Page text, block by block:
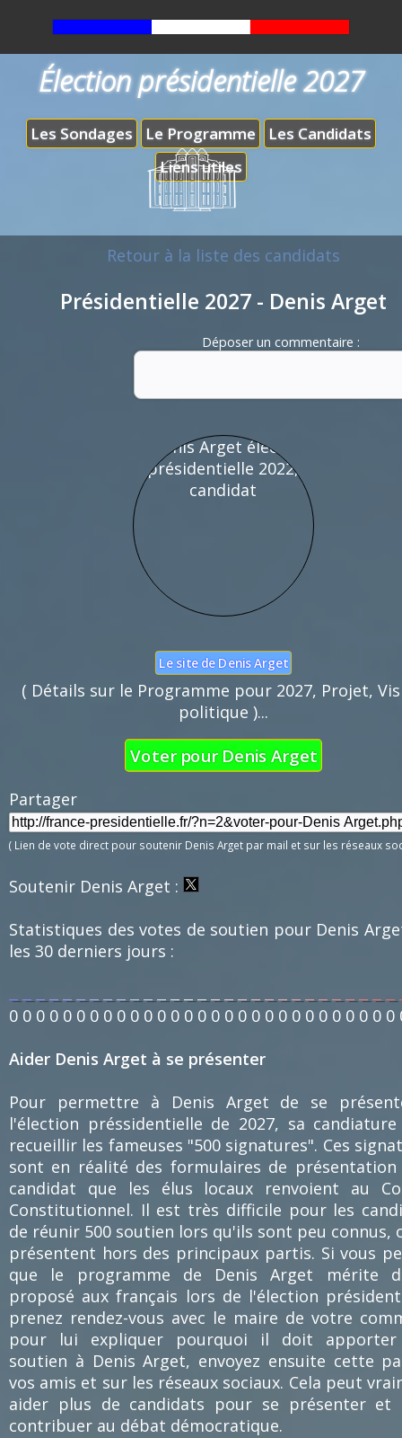
Les Sondages Le Programme
Les Candidats
Liens utiles
Élection présidentielle 2027
Retour à la liste des candidats
Présidentielle 2027 - Denis Arget
Déposer un commentaire :
Mail :
Fonction de commentaires dédiée au débat
Pas d'insultes. Merci.
Le site de Denis Arget
( Détails sur le Programme pour 2027, Projet,
politique )...
Voter pour Denis Arget
Partager
( Lien de vote direct pour soutenir Denis Arget par mail et sur les réseaux
Soutenir Denis Arget :
Statistiques des votes de soutien pour Denis
les 30 derniers jours :
0 0 0 0 0 0 0 0 0 0 0 0 0 0 0 0 0 0 0 0 0 0 0 0 0 0 0 0 0
Aider Denis Arget à se présenter
Pour permettre à Denis Arget de se
l'élection préssidentielle de 2027, sa
recueillir les fameuses "500 signatures". Ces
sont en réalité des formulaires de présentation
candidat que les élus locaux renvoient au
Constitutionnel. Il est très difficile pour les
de réunir 500 soutien lors qu'ils sont peu connus,
présentent hors des principaux partis. Si vous
que le programme de Denis Arget mérite
proposé aux français lors de l'élection
prenez rendez-vous avec le maire de votre
pour lui expliquer pourquoi il doit apporter
soutien à Denis Arget, envoyez ensuite cette
vos amis et sur les réseaux sociaux. Cela peut
aider plus de candidats pour se présenter et
contribuer au débat démocratique.